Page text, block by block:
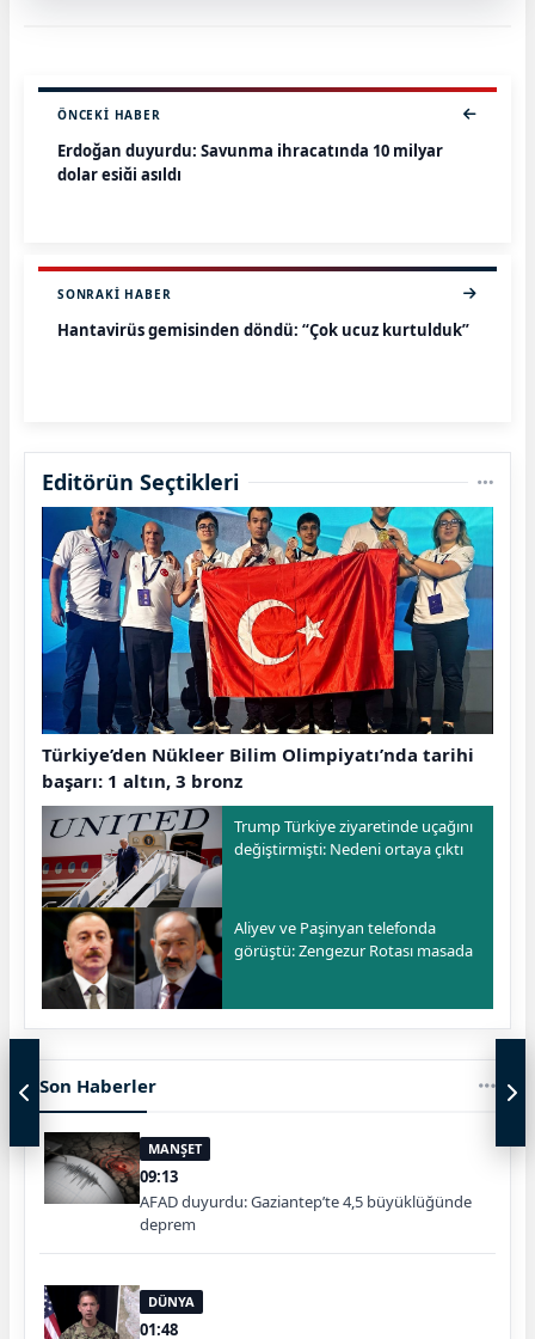
ÖNCEKI HABER
Erdoğan duyurdu: Savunma ihracatında 10 milyar
dolar eşiği aşıldı
SONRAKI HABER
Hantavirüs gemisinden döndü: “Çok ucuz kurtulduk”
Editörün Seçtikleri
Türkiye’den Nükleer Bilim Olimpiyatı’nda tarihi
başarı: 1 altın, 3 bronz
Trump Türkiye ziyaretinde uçağını
değiştirmişti: Nedeni ortaya çıktı
Aliyev ve Paşinyan telefonda
görüştü: Zengezur Rotası masada
Son Haberler
MANŞET
09:13
AFAD duyurdu: Gaziantep’te 4,5 büyüklüğünde
deprem
DÜNYA
01:48